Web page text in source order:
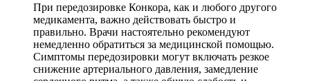
При передозировке Конкора, как и любого другого
медикамента, важно действовать быстро и
правильно. Врачи настоятельно рекомендуют
немедленно обратиться за медицинской помощью.
Симптомы передозировки могут включать резкое
снижение артериального давления, замедление